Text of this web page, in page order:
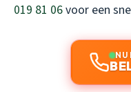
019 81 06voor een
NU